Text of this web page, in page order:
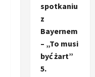
spotkaniu
z
Bayernem
– „To musi
być żart”
5.